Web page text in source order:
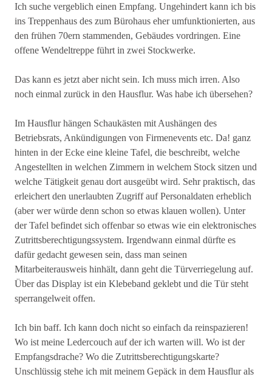
Ich suche vergeblich einen Empfang. Ungehindert kann ich bis
ins Treppenhaus des zum Bürohaus eher umfunktionierten, aus
den frühen 70ern stammenden, Gebäudes vordringen. Eine
offene Wendeltreppe führt in zwei Stockwerke.
Das kann es jetzt aber nicht sein. Ich muss mich irren. Also
noch einmal zurück in den Hausflur. Was habe ich übersehen?
Im Hausflur hängen Schaukästen mit Aushängen des
Betriebsrats, Ankündigungen von Firmenevents etc. Da! ganz
hinten in der Ecke eine kleine Tafel, die beschreibt, welche
Angestellten in welchen Zimmern in welchem Stock sitzen und
welche Tätigkeit genau dort ausgeübt wird. Sehr praktisch, das
erleichert den unerlaubten Zugriff auf Personaldaten erheblich
(aber wer würde denn schon so etwas klauen wollen). Unter
der Tafel befindet sich offenbar so etwas wie ein elektronisches
Zutrittsberechtigungssystem. Irgendwann einmal dürfte es
dafür gedacht gewesen sein, dass man seinen
Mitarbeiterausweis hinhält, dann geht die Türverriegelung auf.
Über das Display ist ein Klebeband geklebt und die Tür steht
sperrangelweit offen.
Ich bin baff. Ich kann doch nicht so einfach da reinspazieren!
Wo ist meine Ledercouch auf der ich warten will. Wo ist der
Empfangsdrache? Wo die Zutrittsberechtigungskarte?
Unschlüssig stehe ich mit meinem Gepäck in dem Hausflur als